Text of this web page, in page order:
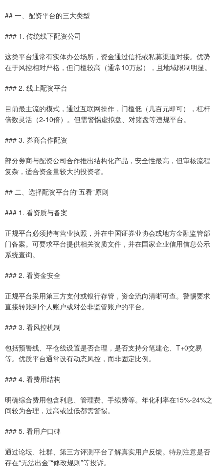
## 一、配资平台的三大类型
### 1. 传统线下配资公司
这类平台通常有实体办公场所，资金通过信托或私募渠道对接。优势
在于风控相对严格，但门槛较高（通常10万起），且地域限制明显。
### 2. 线上配资平台
目前最主流的模式，通过互联网操作，门槛低（几百元即可），杠杆
倍数灵活（2-10倍）。但需警惕虚拟盘、对赌盘等违规平台。
### 3. 券商合作配资
部分券商与配资公司合作推出结构化产品，安全性最高，但审核流程
复杂，适合资金量较大的投资者。
## 二、选择配资平台的“五看”原则
### 1. 看资质与备案
正规平台必须持有营业执照，并在中国证券业协会或地方金融监管部
门备案。可要求平台提供相关资质文件，并在国家企业信用信息公示
系统查询。
### 2. 看资金安全
正规平台采用第三方支付或银行存管，资金流向清晰可查。警惕要求
直接转账到个人账户或对公非监管账户的平台。
### 3. 看风控机制
包括预警线、平仓线设置是否合理，是否支持分笔建仓、T+0交易
等。优质平台通常设有动态风控，而非固定比例。
### 4. 看费用结构
明确综合费用包含利息、管理费、手续费等。年化利率在15%-24%之
间较为合理，过高或过低都需警惕。
### 5. 看用户口碑
通过论坛、社群、第三方评测平台了解真实用户反馈。特别注意是否
存在“无法出金”“修改规则”等投诉。